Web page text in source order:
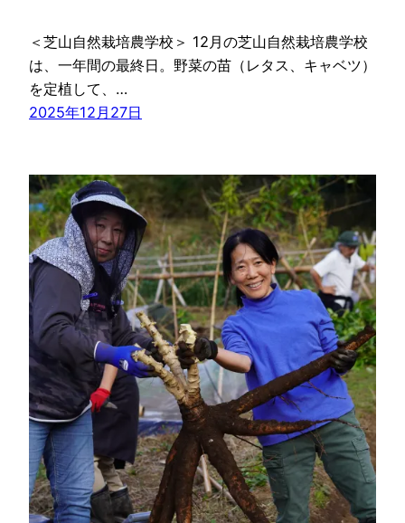
＜芝山自然栽培農学校＞ 12月の芝山自然栽培農学校
は、一年間の最終日。野菜の苗（レタス、キャベツ）
を定植して、…
2025年12月27日